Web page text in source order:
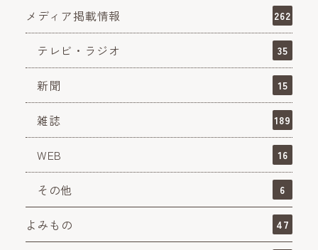
メディア掲載情報 262
テレビ・ラジオ 35
新聞 15
雑誌 189
WEB 16
その他 6
よみもの 47